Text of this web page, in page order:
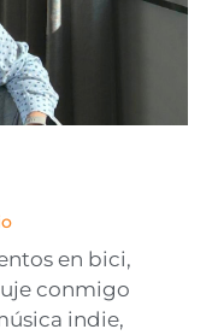
en bici,
conmigo
indie,